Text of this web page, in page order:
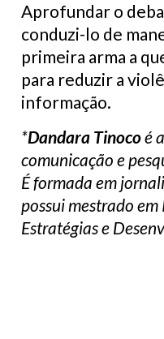
Aprofundar o
conduzi-lo de
primeira arma a
para reduzir a
informação.
*Dandara Tinocoé
comunicação e
É formada em
possui mestrado
Estratégias e